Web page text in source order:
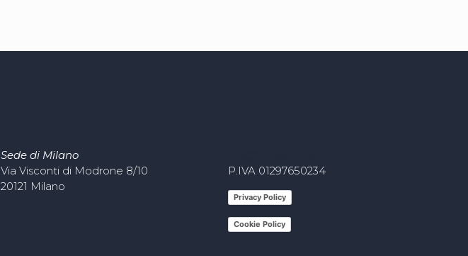
Sede di Milano
Via Visconti di Modrone 8/10
20121 Milano
P.IVA 01297650234
Privacy Policy
Cookie Policy